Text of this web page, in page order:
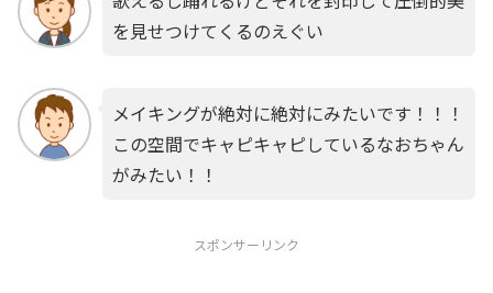
を見せつけてくるのえぐい
メイキングが絶対に絶対にみたいです！！！
この空間でキャピキャピしているなおちゃん
がみたい！！
スポンサーリンク